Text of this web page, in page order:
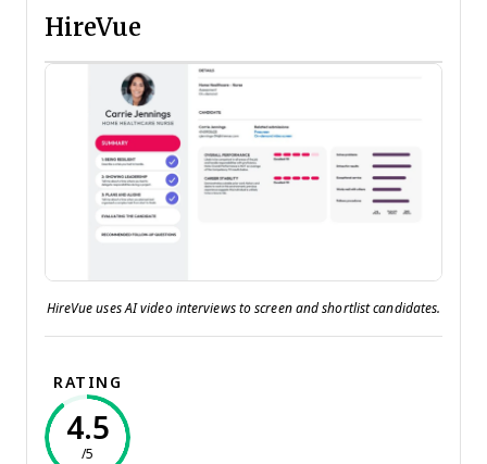
HireVue
HireVue uses AI video interviews to screen and shortlist candidates.
RATING
4.5
/5